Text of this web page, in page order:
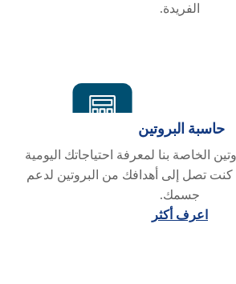
الفريدة.
حاسبة البروتين
الخاصة بنا لمعرفة احتياجاتك اليومية
كنت تصل إلى أهدافك من البروتين لدعم
جسمك.
اعرف أكثر